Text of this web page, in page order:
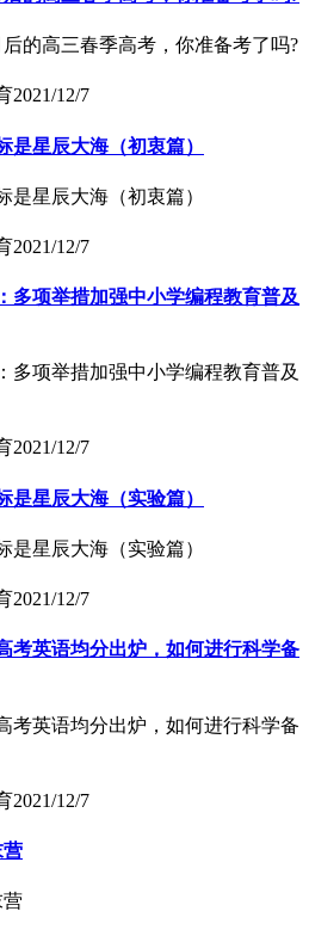
的高三春季高考，你准备考了吗?
2021/12/7
星辰大海（初衷篇）
星辰大海（初衷篇）
2021/12/7
多项举措加强中小学编程教育普及
多项举措加强中小学编程教育普及
2021/12/7
星辰大海（实验篇）
星辰大海（实验篇）
2021/12/7
考英语均分出炉，如何进行科学备
考英语均分出炉，如何进行科学备
2021/12/7
营
营